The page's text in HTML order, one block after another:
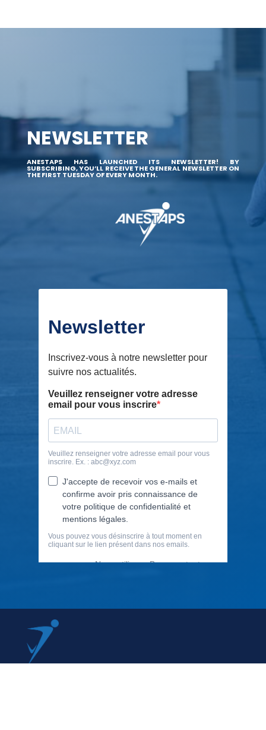
NEWSLETTER
ANESTAPS HAS LAUNCHED ITS NEWSLETTER! BY
SUBSCRIBING, YOU’LL RECEIVE THE GENERAL NEWSLETTER ON
THE FIRST TUESDAY OF EVERY MONTH.